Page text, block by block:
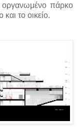
οργανωμένο πάρκο
το οικείο.